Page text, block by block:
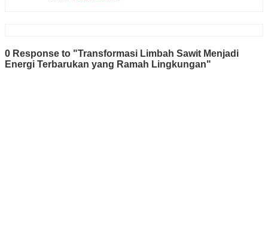
0 Response to "Transformasi Limbah Sawit Menjadi
Energi Terbarukan yang Ramah Lingkungan"